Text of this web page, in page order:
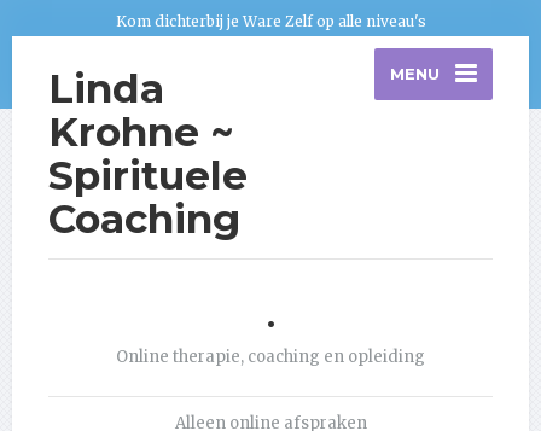
Kom dichterbij je Ware Zelf op alle niveau's
Linda
Krohne ~
Spirituele
Coaching
MENU
.
Online therapie, coaching en opleiding
Alleen online afspraken